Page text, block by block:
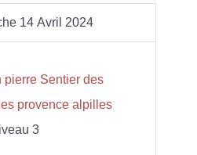
14 Avril 2024
pierre Sentier des
provence alpilles
3